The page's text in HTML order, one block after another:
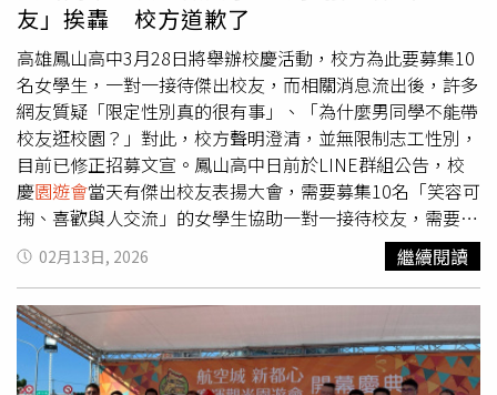
歌，未來若有合適機會，仍希望重返歌壇與歌迷見面，「我
覺得很難得的是，現在的聲音狀態還維持得不錯，有機會一
定會再唱歌給大家聽」。
友」挨轟 校方道歉了
高雄鳳山高中3月28日將舉辦校慶活動，校方為此要募集10
名女學生，一對一接待傑出校友，而相關消息流出後，許多
網友質疑「限定性別真的很有事」、「為什麼男同學不能帶
校友逛校園？」對此，校方聲明澄清，並無限制志工性別，
目前已修正招募文宣。鳳山高中日前於LINE群組公告，校
慶園遊會當天有傑出校友表揚大會，需要募集10名「笑容可
掬、喜歡與人交流」的女學生協助一對一接待校友，需要帶
領校友逛校園、聊學校的人事物等等，時間大約1小時，而
學生可與校友合照，並將照片放在學系歷程檔案，事後還可
記嘉獎1支外加4小時志工服務時數。鳳山高中召集10名女
學生擔任接待志工。（圖／翻攝自Threads）這則訊息被轉
傳至Threads後，迅速引起網友熱議，不少人便留言批評，
「到底什麼封建時代習俗」、「請問校友是跟自己學校不熟
02月13日, 2026 繼續閱讀